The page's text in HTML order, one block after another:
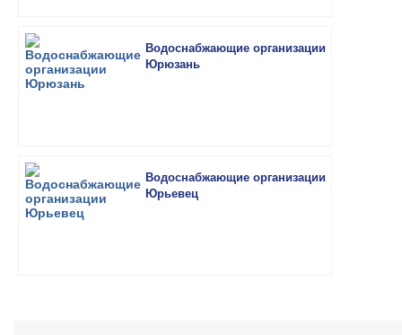
Водоснабжающие организации
Юрюзань
Водоснабжающие организации
Юрьевец